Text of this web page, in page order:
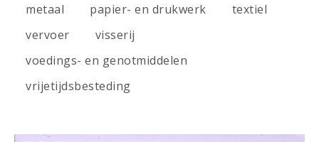
metaal
papier- en drukwerk
textiel
vervoer
visserij
voedings- en genotmiddelen
vrijetijdsbesteding